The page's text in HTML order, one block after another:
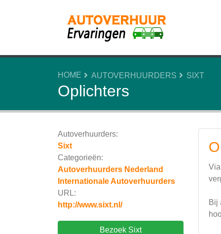
HOME AUTOVERHUURDERS SIXT
Oplichters
Autoverhuurders:
Sixt
Categorieën:
Autoverhuurders Nederland
Internationale Autoverhuurders
URL:
http://www.sixt.nl/
Bezoek Sixt
Bij